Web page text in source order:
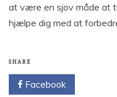
at være en sjov måde at
hjælpe dig med at
SHARE
Facebook